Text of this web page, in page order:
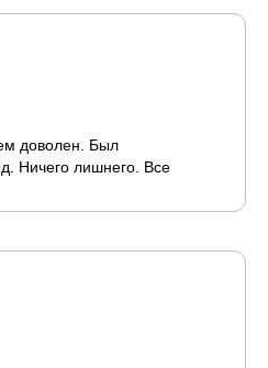
доволен. Был
Ничего лишнего. Все